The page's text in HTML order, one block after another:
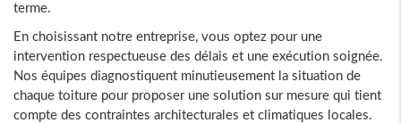
terme.
En choisissant notre entreprise, vous optez pour une
intervention respectueuse des délais et une exécution soignée.
Nos équipes diagnostiquent minutieusement la situation de
chaque toiture pour proposer une solution sur mesure qui tient
compte des contraintes architecturales et climatiques locales.